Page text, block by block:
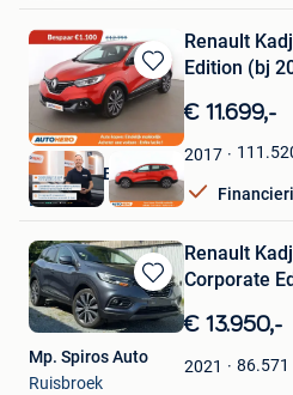
Bewaren
in
Favorieten
Renault
Edition (bj
€ 11.699,-
2017
Autohero België
Brussel
Bewaren
in
Mijn
Favorieten
Renault
Corporate
€ 13.950,-
2021 86.571
Mp. Spiros Auto
Ruisbroek